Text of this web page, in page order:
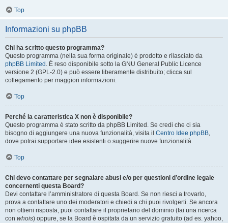
Top
Informazioni su phpBB
Chi ha scritto questo programma?
Questo programma (nella sua forma originale) è prodotto e rilasciato da
phpBB Limited . È reso disponibile sotto la GNU General Public Licence
versione 2 (GPL-2.0) e può essere liberamente distribuito; clicca sul
collegamento per maggiori informazioni.
Top
Perché la caratteristica X non è disponibile?
Questo programma è stato scritto da phpBB Limited. Se credi che ci sia
bisogno di aggiungere una nuova funzionalità, visita il Centro Idee phpBB,
dove potrai supportare idee esistenti o suggerire nuove funzionalità.
Top
Chi devo contattare per segnalare abusi e/o per questioni d’ordine legale
concernenti questa Board?
Devi contattare l’amministratore di questa Board. Se non riesci a trovarlo,
prova a contattare uno dei moderatori e chiedi a chi puoi rivolgerti. Se ancora
non ottieni risposta, puoi contattare il proprietario del dominio (fai una ricerca
con whois) oppure, se la Board è ospitata da un servizio gratuito (ad es. yahoo,